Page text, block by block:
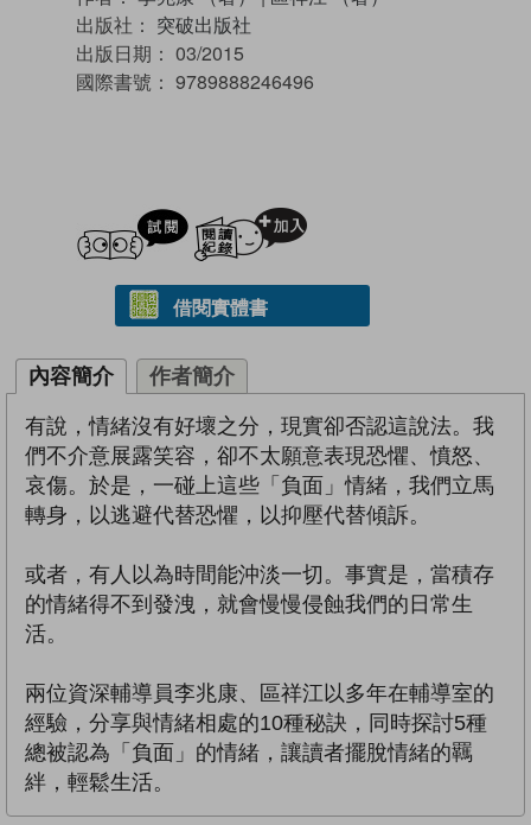
出版社： 突破出版社
出版日期： 03/2015
國際書號： 9789888246496
試閲
借閱實體書
內容簡介 作者簡介
有說，情緒沒有好壞之分，現實卻否認這說法。我
們不介意展露笑容，卻不太願意表現恐懼、憤怒、
哀傷。於是，一碰上這些「負面」情緒，我們立馬
轉身，以逃避代替恐懼，以抑壓代替傾訴。
或者，有人以為時間能沖淡一切。事實是，當積存
的情緒得不到發洩，就會慢慢侵蝕我們的日常生
活。
兩位資深輔導員李兆康、區祥江以多年在輔導室的
經驗，分享與情緒相處的10種秘訣，同時探討5種
總被認為「負面」的情緒，讓讀者擺脫情緒的羈
絆，輕鬆生活。